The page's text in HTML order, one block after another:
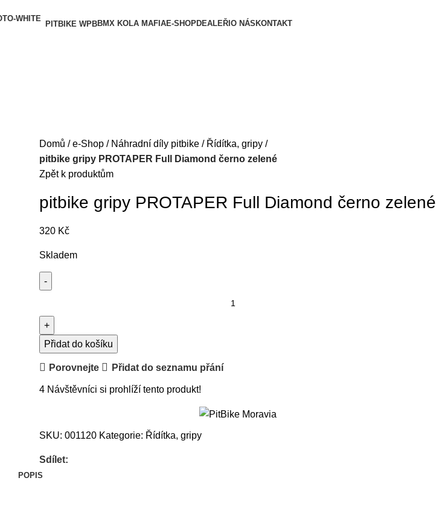
PITBIKE WPBBMX KOLA MAFIAE-SHOPDEALEŘI O NÁS KONTAKT
Domů e-Shop Náhradní díly pitbike
Řídítka, gripy
pitbike gripy PROTAPER Full Diamond černo zelené
Zpět k produktům
pitbike gripy PROTAPER Full Diamond černo zelené
320 Kč
Skladem
Přidat do košíku
Porovnejte Přidat do seznamu přání
4 Návštěvníci si prohlíží tento produkt!
SKU: 001120 Kategorie: Řídítka, gripy
Sdílet:
POPIS